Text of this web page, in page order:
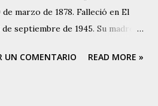
marzo de 1878. Falleció en El
septiembre de 1945. Su madre
de Parapara de Ortíz. Tuvo
UN COMENTARIO READ MORE »